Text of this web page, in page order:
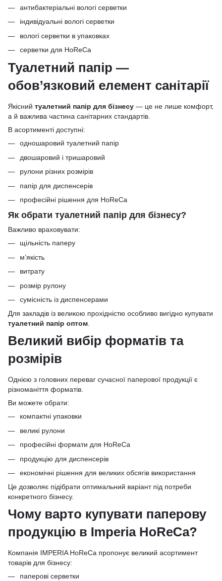
антибактеріальні вологі серветки
індивідуальні вологі серветки
вологі серветки в упаковках
серветки для HoReCa
Туалетний папір —
обов’язковий елемент санітарії
Якісний туалетний папір для бізнесу — це не лише комфорт,
а й важлива частина санітарних стандартів.
В асортименті доступні:
одношаровий туалетний папір
двошаровий і тришаровий
рулони різних розмірів
папір для диспенсерів
професійні рішення для HoReCa
Як обрати туалетний папір для бізнесу?
Важливо враховувати:
щільність паперу
м’якість
витрату
розмір рулону
сумісність із диспенсерами
Для закладів із великою прохідністю особливо вигідно купувати
туалетний папір оптом.
Великий вибір форматів та
розмірів
Однією з головних переваг сучасної паперової продукції є
різноманіття форматів.
Ви можете обрати:
компактні упаковки
великі рулони
професійні формати для HoReCa
продукцію для диспенсерів
економічні рішення для великих обсягів використання
Це дозволяє підібрати оптимальний варіант під потреби
конкретного бізнесу.
Чому варто купувати паперову
продукцію в Imperia HoReCa?
Компанія IMPERIA HoReCa пропонує великий асортимент
товарів для бізнесу:
паперові серветки